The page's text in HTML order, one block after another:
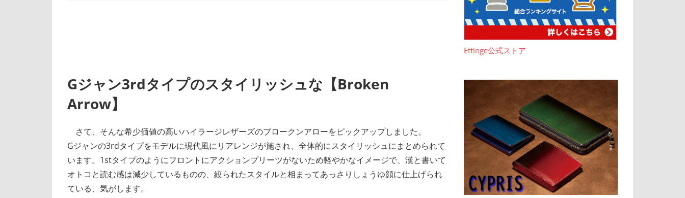
Gジャン3rdタイプのスタイリッシュな【Broken
Arrow】
さて、そんな希少価値の高いハイラージレザーズのブロークンアローをピックアップしました。
Gジャンの3rdタイプをモデルに現代風にリアレンジが施され、全体的にスタイリッシュにまとめられて
います。1stタイプのようにフロントにアクションプリーツがないため軽やかなイメージで、漢と書いて
オトコと読む感は減少しているものの、絞られたスタイルと相まってあっさりしょうゆ顔に仕上げられ
ている、気がします。
Ettinge公式ストア